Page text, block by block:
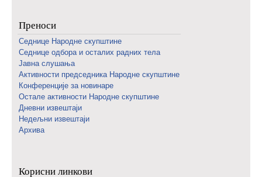
Преноси
Седнице Народне скупштине
Седнице одбора и осталих радних тела
Јавна слушања
Активности председника Народне скупштине
Конференције за новинаре
Oстале активности Народне скупштине
Дневни извештаји
Недељни извештаји
Архива
Корисни линкови